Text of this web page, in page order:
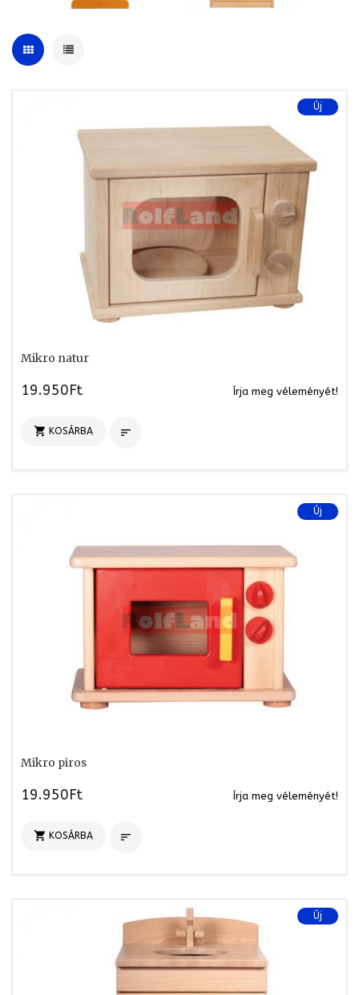
Új
Mikro natur
19.950Ft Írja meg véleményét!
 KOSÁRBA 
Új
Mikro piros
19.950Ft Írja meg véleményét!
 KOSÁRBA 
Új